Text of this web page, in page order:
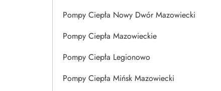
Pompy Ciepła Nowy Dwór Mazowiecki
Pompy Ciepła Mazowieckie
Pompy Ciepła Legionowo
Pompy Ciepła Mińsk Mazowiecki